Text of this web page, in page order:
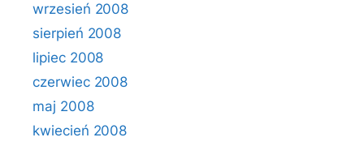
wrzesień 2008
sierpień 2008
lipiec 2008
czerwiec 2008
maj 2008
kwiecień 2008